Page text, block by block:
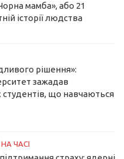
мамба», або 21
історії людства
рішення»:
зажадав
студентів, що навчаються
НА ЧАСІ